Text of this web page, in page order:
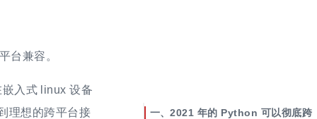
台兼容。
入式 linux 设备
理想的跨平台接
2021 年的 Python 可以彻底跨